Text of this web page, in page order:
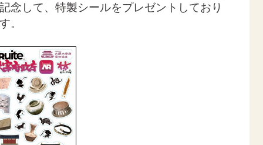
念して、特製シールをプレゼントしており
。